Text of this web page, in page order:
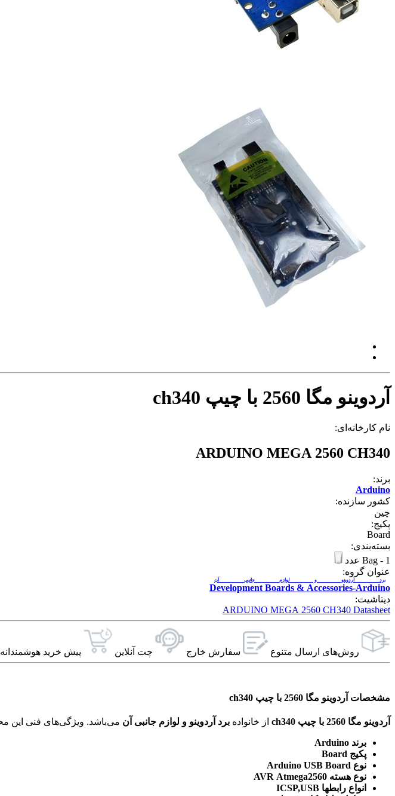
آردوینو مگا 2560 با چیپ ch340
نام کارخانه‌ای:
ARDUINO MEGA 2560 CH340
برند:
Arduino
کشور سازنده:
چین
پکیج:
Board
بسته‌بندی:
Bag - 1 عدد
عنوان گروه:
Development Boards & Accessories-Arduino
برد آردوینو و لوازم جانبی آن
دیتاشیت:
ARDUINO MEGA 2560 CH340 Datasheet
روش‌های ارسال‌ متنوع سفارش خارج چت آنلاین پیش خرید هوشمندانه
مشخصات آردوینو مگا 2560 با چیپ ch340
آردوینو مگا 2560 با چیپ ch340 از خانواده برد آردوینو و لوازم جانبی آن
برند Arduino
پکیج Board
نوع Arduino USB Board
نوع هسته AVR Atmega2560
انواع رابطها ICSP,USB